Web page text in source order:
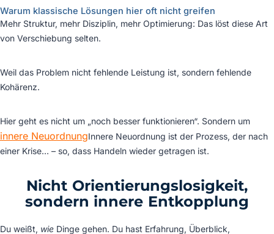
Warum klassische Lösungen hier oft nicht greifen
Mehr Struktur, mehr Disziplin, mehr Optimierung: Das löst diese Art
von Verschiebung selten.
Weil das Problem nicht fehlende Leistung ist, sondern fehlende
Kohärenz.
Hier geht es nicht um „noch besser funktionieren“. Sondern um
innere NeuordnungInnere Neuordnung ist der Prozess, der nach
einer Krise… – so, dass Handeln wieder getragen ist.
Nicht Orientierungslosigkeit,
sondern innere Entkopplung
Du weißt, wie Dinge gehen. Du hast Erfahrung, Überblick,